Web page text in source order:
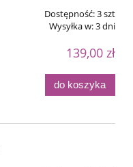
Dostępność:3 szt
Wysyłka w:3 dni
139,00 zł
do koszyka